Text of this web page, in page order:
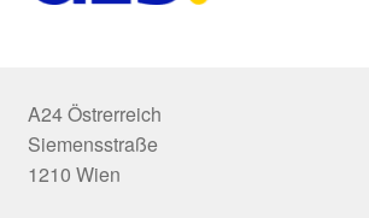
A24 Östrerreich
Siemensstraße
1210 Wien